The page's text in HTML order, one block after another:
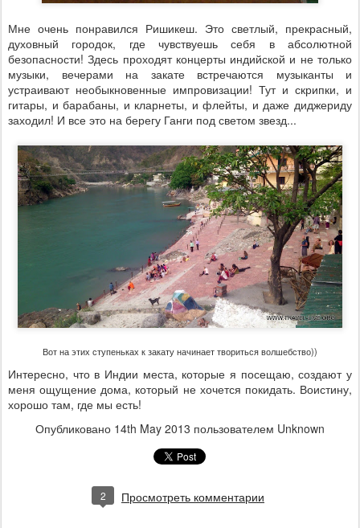
Мне очень понравился Ришикеш. Это светлый, прекрасный,
духовный городок, где чувствуешь себя в абсолютной
безопасности! Здесь проходят концерты индийской и не только
музыки, вечерами на закате встречаются музыканты и
устраивают необыкновенные импровизации! Тут и скрипки, и
гитары, и барабаны, и кларнеты, и флейты, и даже диджериду
заходил! И все это на берегу Ганги под светом звезд...
Вот на этих ступеньках к закату начинает твориться волшебство))
Интересно, что в Индии места, которые я посещаю, создают у
меня ощущение дома, который не хочется покидать. Воистину,
хорошо там, где мы есть!
Опубликовано 14th May 2013 пользователем Unknown
2 Просмотреть комментарии